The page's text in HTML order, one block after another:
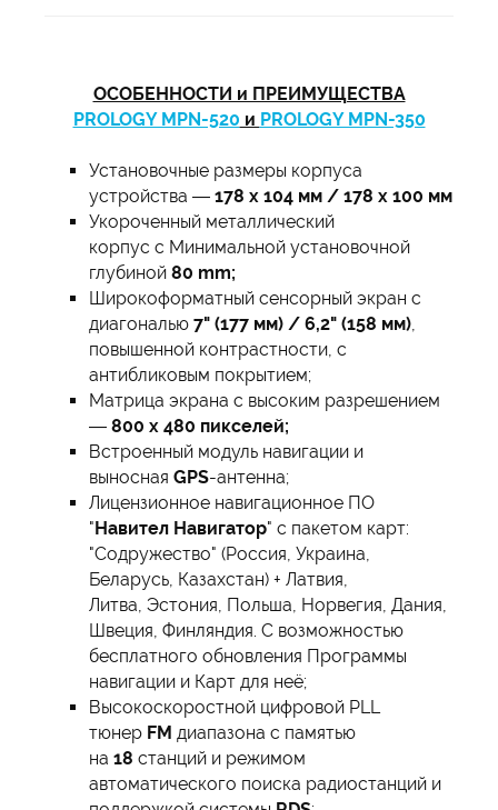
ОСОБЕННОСТИ и ПРЕИМУЩЕСТВА
PROLOGY MPN-520 и PROLOGY MPN-350
Установочные размеры корпуса
устройства — 178 x 104 мм / 178 х 100 мм
Укороченный металлический
корпус с Минимальной установочной
глубиной 80 mm;
Широкоформатный сенсорный экран с
диагональю 7" (177 мм) / 6,2" (158 мм),
повышенной контрастности, с
антибликовым покрытием;
Матрица экрана с высоким разрешением
— 800 х 480 пикселей;
Встроенный модуль навигации и
выносная GPS-антенна;
Лицензионное навигационное ПО
"Навител Навигатор" с пакетом карт:
"Содружество" (Россия, Украина,
Беларусь, Казахстан) + Латвия,
Литва, Эстония, Польша, Норвегия, Дания,
Швеция, Финляндия. С возможностью
бесплатного обновления Программы
навигации и Карт для неё;
Высокоскоростной цифровой PLL
тюнер FM диапазона с памятью
на 18 станций и режимом
автоматического поиска радиостанций и